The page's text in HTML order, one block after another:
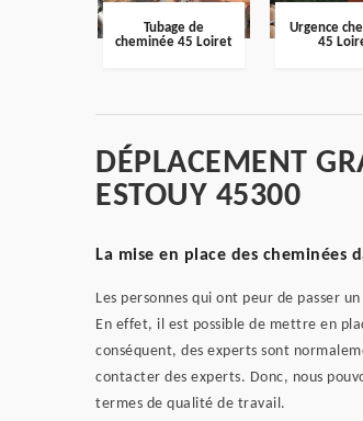
Tubage de
cheminée 45 Loiret
Urgence
45
DÉPLACEMENT
ESTOUY 45300
La mise en place des cheminées
Les personnes qui ont peur de passer
En effet, il est possible de mettre en
conséquent, des experts sont
contacter des experts. Donc, nous
termes de qualité de travail.